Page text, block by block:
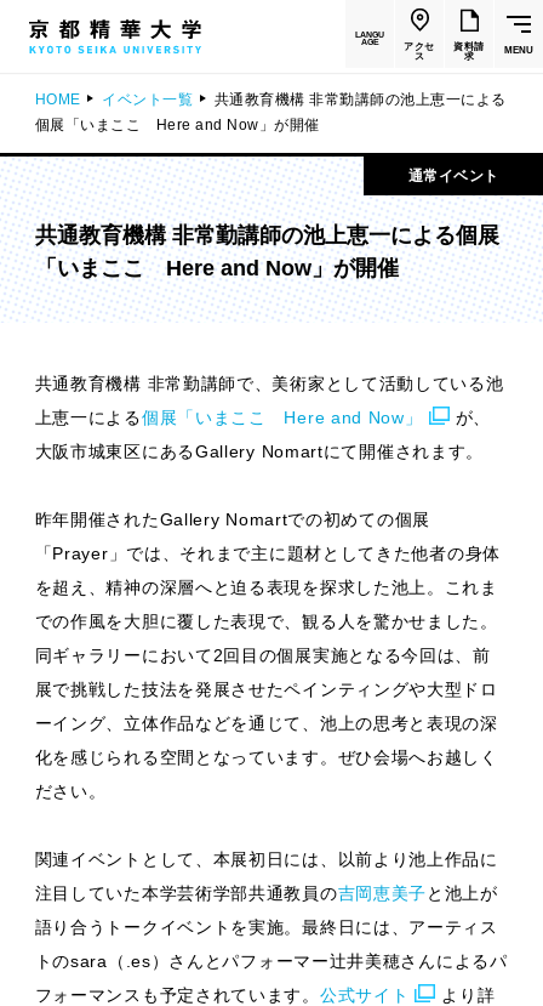
LANGU
AGE
アクセ
ス
資料請
求
MENU
HOME イベント一覧
共通教育機構 非常勤講師の池上恵一による
個展「いまここ Here and Now」が開催
通常イベント
共通教育機構 非常勤講師の池上恵一による個展
「いまここ Here and Now」が開催
共通教育機構 非常勤講師で、美術家として活動している池
上恵一による個展「いまここ Here and Now」
が、
大阪市城東区にあるGallery Nomartにて開催されます。
昨年開催されたGallery Nomartでの初めての個展
「Prayer」では、それまで主に題材としてきた他者の身体
を超え、精神の深層へと迫る表現を探求した池上。これま
での作風を大胆に覆した表現で、観る人を驚かせました。
同ギャラリーにおいて2回目の個展実施となる今回は、前
展で挑戦した技法を発展させたペインティングや大型ドロ
ーイング、立体作品などを通じて、池上の思考と表現の深
化を感じられる空間となっています。ぜひ会場へお越しく
ださい。
関連イベントとして、本展初日には、以前より池上作品に
注目していた本学芸術学部共通教員の吉岡恵美子と池上が
語り合うトークイベントを実施。最終日には、アーティス
トのsara（.es）さんとパフォーマー辻井美穂さんによるパ
フォーマンスも予定されています。 公式サイト
より詳